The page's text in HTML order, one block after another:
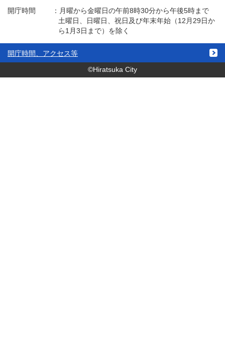
開庁時間
： 月曜から金曜日の午前8時30分から午後5時まで
土曜日、日曜日、祝日及び年末年始（12月29日か
ら1月3日まで）を除く
開庁時間、アクセス等
©Hiratsuka City